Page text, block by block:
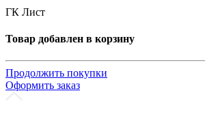
ГК Лист
Товар добавлен в корзину
Продолжить покупки
Оформить заказ